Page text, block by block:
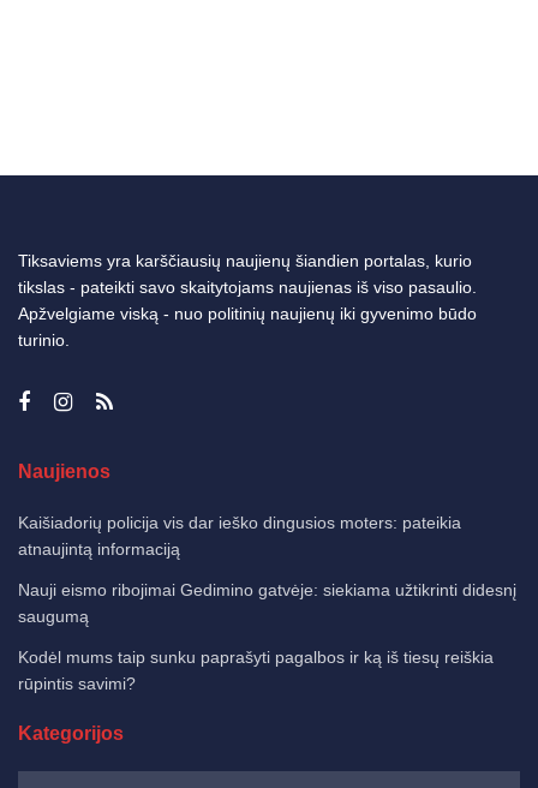
Tiksaviems yra karščiausių naujienų šiandien portalas, kurio
tikslas - pateikti savo skaitytojams naujienas iš viso pasaulio.
Apžvelgiame viską - nuo politinių naujienų iki gyvenimo būdo
turinio.
Naujienos
Kaišiadorių policija vis dar ieško dingusios moters: pateikia
atnaujintą informaciją
Nauji eismo ribojimai Gedimino gatvėje: siekiama užtikrinti didesnį
saugumą
Kodėl mums taip sunku paprašyti pagalbos ir ką iš tiesų reiškia
rūpintis savimi?
Kategorijos